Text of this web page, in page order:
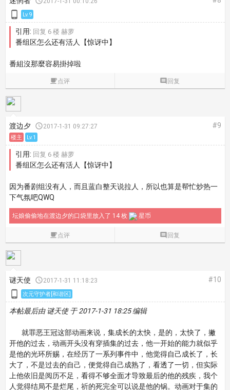
 Lv.9
引用: 回复 6 楼 赫萝
番组区怎么还有活人【惊讶中】
番組沒那麼容易掛掉啦
点评  回复
渡边夕 2017-1-31 09:27:27 #9
楼主 Lv.1
引用: 回复 6 楼 赫萝
番组区怎么还有活人【惊讶中】
因为番剧组没有人，而且蓝白整天说拉人，所以也算是帮忙炒热一
下气氛吧QWQ
坛娘偷偷地在渡边夕的口袋里放入了 14 枚 星币
点评  回复
谜天使 2017-1-31 11:18:23 #10
 次元守护者[和谐区]
本帖最后由 谜天使 于 2017-1-31 18:25 编辑
就罪恶王冠这部动画来说，集成长的太快，是的，太快了，撇
开他的过去，动画开头没有穿插集的过去，他一开始的能力就似乎
是他的光环所赐，在经历了一系列事件中，他觉得自己成长了，长
大了，不是过去的自己，便觉得自己成熟了，看透了一切，但实际
上他依旧是阅历不足，看得不够全面才导致最后的他的残疾，我个
人觉得结局不是烂尾，祈的死完全可以说是他的锅。动画对于集的